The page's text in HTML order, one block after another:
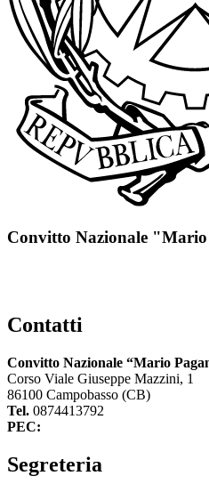
Convitto Nazionale
Contatti
Convitto Nazionale “Mario
Corso Viale Giuseppe Mazzini, 1
86100 Campobasso (CB)
Tel. 0874413792
PEC:
Segreteria